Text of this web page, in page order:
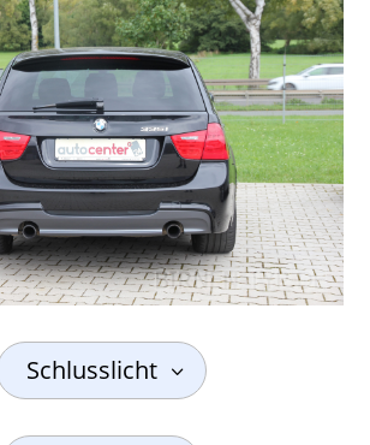
Schlusslicht